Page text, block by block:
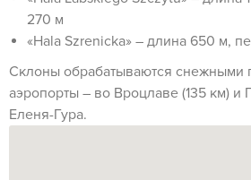
270 м
«Hala Szrenicka» – длина 650 м,
Склоны обрабатываются
аэропорты – во Вроцлаве (135 км) и
Еленя-Гура.